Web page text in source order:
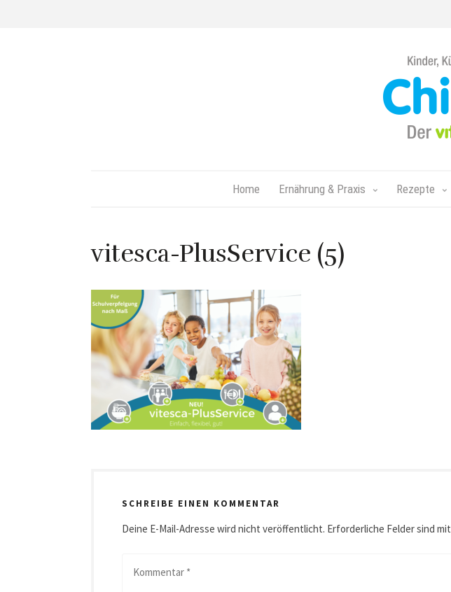
Chillzeit - Der vitesca-Blog
Home Ernährung & Praxis Rezepte
vitesca-PlusService (5)
SCHREIBE EINEN KOMMENTAR
Deine E-Mail-Adresse wird nicht veröffentlicht. Erforderliche Felder sind mit